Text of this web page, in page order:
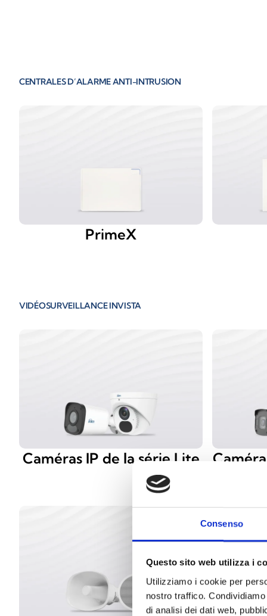
Consenso
Questo sito web utilizza i
Utilizziamo i cookie per
nostro traffico.
di analisi dei dati web,
CENTRALES D’ALARME ANTI-INTRUSION
PrimeX
VIDÉOSURVEILLANCE INVISTA
Caméras IP de la série Lite